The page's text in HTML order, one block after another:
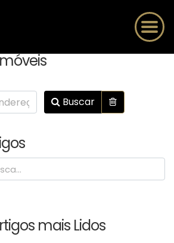
Buscar
mais Lidos